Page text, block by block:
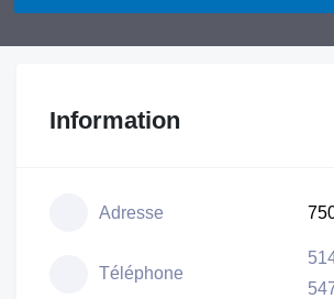
Information
Adresse
Téléphone